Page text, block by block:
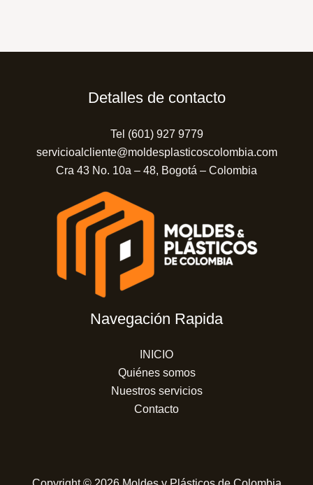
Detalles de contacto
Tel (601) 927 9779
servicioalcliente@moldesplasticoscolombia.com
Cra 43 No. 10a – 48, Bogotá – Colombia
Navegación Rapida
INICIO
Quiénes somos
Nuestros servicios
Contacto